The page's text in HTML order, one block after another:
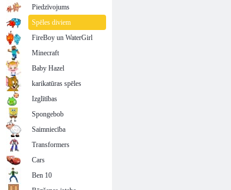
Piedzīvojums
Spēles diviem
FireBoy un WaterGirl
Minecraft
Baby Hazel
karikatūras spēles
Izglītības
Spongebob
Saimniecība
Transformers
Cars
Ben 10